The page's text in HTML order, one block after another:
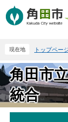
ー
頭
で
す
。
ニ
飛
ば
し
て
現在地 トップペー
角田市
統合